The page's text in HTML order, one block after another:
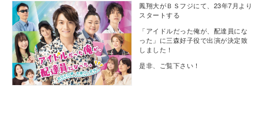
鳳翔大がＢＳフジにて、23年7月より
スタートする
「アイドルだった俺が、配達員にな
った」に三森好⼦役で出演が決定致
しました！
是非、ご覧下さい！